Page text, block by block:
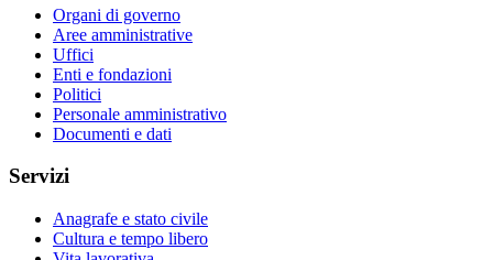
Organi di governo
Aree amministrative
Uffici
Enti e fondazioni
Politici
Personale amministrativo
Documenti e dati
Servizi
Anagrafe e stato civile
Cultura e tempo libero